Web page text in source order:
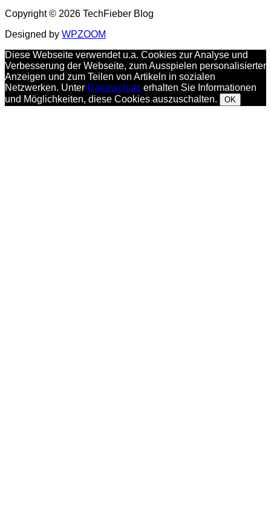
Copyright © 2026 TechFieber Blog
Designed by WPZOOM
Diese Webseite verwendet u.a. Cookies zur Analyse und
Verbesserung der Webseite, zum Ausspielen personalisierter
Anzeigen und zum Teilen von Artikeln in sozialen
Netzwerken. Unter Datenschutz erhalten Sie Informationen
und Möglichkeiten, diese Cookies auszuschalten.
OK